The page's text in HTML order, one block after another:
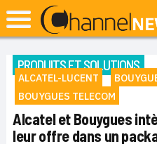
PRODUITS ET SOLUTIONS
ALCATEL-LUCENT
BOUYGUES TELECOM
Alcatel et Bouygues
leur offre dans un